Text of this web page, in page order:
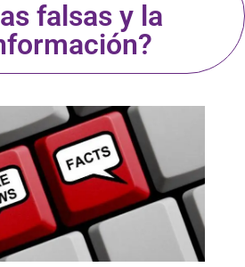
falsas y la